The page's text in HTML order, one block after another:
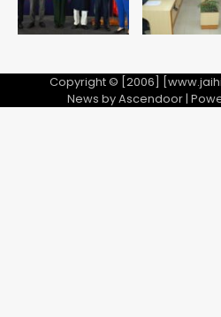
Copyright © [2006]
News byAscendoor|